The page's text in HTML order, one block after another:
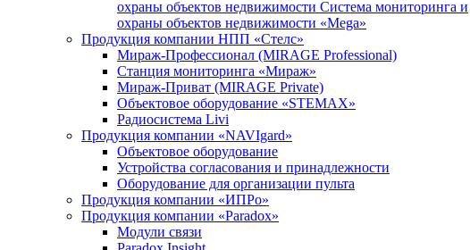
охраны объектов недвижимости Система мониторинга и
охраны объектов недвижимости «Mega»
Продукция компании НПП «Стелс»
Мираж-Профессионал (MIRAGE Professional)
Станция мониторинга «Мираж»
Мираж-Приват (MIRAGE Private)
Объектовое оборудование «STEMAX»
Радиосистема Livi
Продукция компании «NAVIgard»
Объектовое оборудование
Устройства согласования и принадлежности
Оборудование для организации пульта
Продукция компании «ИПРо»
Продукция компании «Paradox»
Модули связи